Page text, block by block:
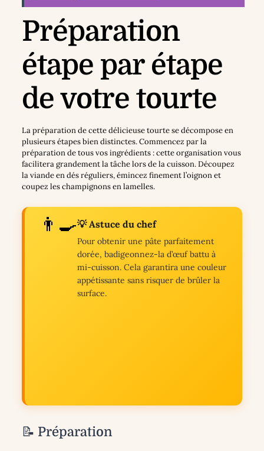
Préparation
étape par étape
de votre tourte
La préparation de cette délicieuse tourte se décompose en
plusieurs étapes bien distinctes. Commencez par la
préparation de tous vos ingrédients : cette organisation vous
facilitera grandement la tâche lors de la cuisson. Découpez
la viande en dés réguliers, émincez finement l’oignon et
coupez les champignons en lamelles.
👨‍🍳💡 Astuce du chef
Pour obtenir une pâte parfaitement
dorée, badigeonnez-la d’œuf battu à
mi-cuisson. Cela garantira une couleur
appétissante sans risquer de brûler la
surface.
📝 Préparation